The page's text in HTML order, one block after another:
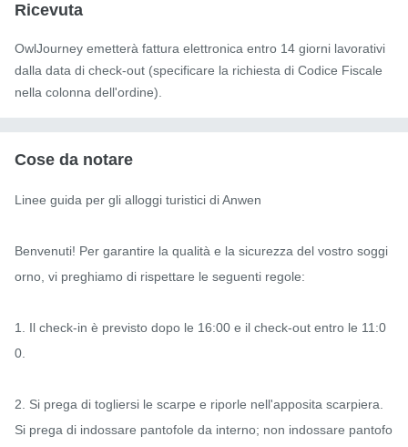
Ricevuta
OwlJourney emetterà fattura elettronica entro 14 giorni lavorativi
dalla data di check-out (specificare la richiesta di Codice Fiscale
nella colonna dell'ordine).
Cose da notare
Linee guida per gli alloggi turistici di Anwen
Benvenuti! Per garantire la qualità e la sicurezza del vostro soggi
orno, vi preghiamo di rispettare le seguenti regole:
1. Il check-in è previsto dopo le 16:00 e il check-out entro le 11:0
0.
2. Si prega di togliersi le scarpe e riporle nell'apposita scarpiera.
Si prega di indossare pantofole da interno; non indossare pantofo